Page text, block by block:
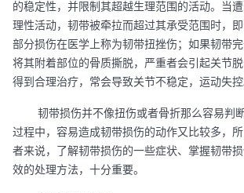
的稳定性，并限制其超越生理范围的活动。当
理性活动，韧带被牵拉而超过其承受范围时，
部分损伤在医学上称为韧带扭挫伤；如果韧带
将其附着部位的骨质撕脱，严重者会引起关节
得到合理治疗，常会导致关节不稳定，运动失控
韧带损伤并不像扭伤或者骨折那么容易判
过程中，容易造成韧带损伤的动作又比较多，
者来说，了解韧带损伤的一些症状、掌握韧带
效的处理方法，十分重要。